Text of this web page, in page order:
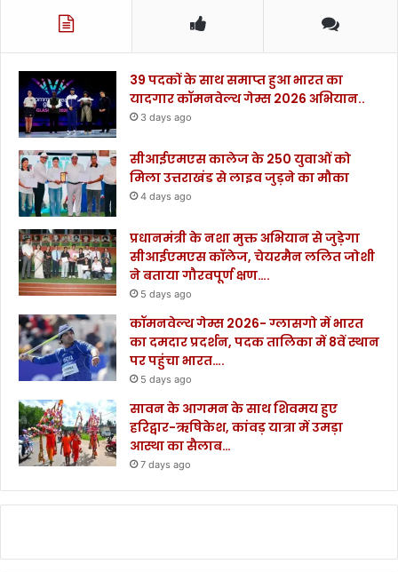
39 पदकों के साथ समाप्त हुआ भारत का
यादगार कॉमनवेल्थ गेम्स 2026 अभियान..
3 days ago
सीआईएमएस कालेज के 250 युवाओं को
मिला उत्तराखंड से लाइव जुड़ने का मौका
4 days ago
प्रधानमंत्री के नशा मुक्त अभियान से जुड़ेगा
सीआईएमएस कॉलेज, चेयरमैन ललित जोशी
ने बताया गौरवपूर्ण क्षण….
5 days ago
कॉमनवेल्थ गेम्स 2026- ग्लासगो में भारत
का दमदार प्रदर्शन, पदक तालिका में 8वें स्थान
पर पहुंचा भारत….
5 days ago
सावन के आगमन के साथ शिवमय हुए
हरिद्वार-ऋषिकेश, कांवड़ यात्रा में उमड़ा
आस्था का सैलाब…
7 days ago